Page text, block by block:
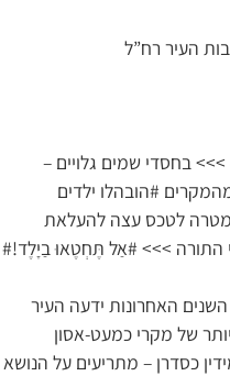
העיר רח”ל
בחסדי שמים גלויים –
#הובהלו ילדים
לטכס עצה להעלאת
התורה >>> #אַל תֶּחְטֶאוּ בַיָלֶד!#
האחרונות ידעה העיר
של מקרי כמעט-אסון
כסדרן – מתריעים על הנושא